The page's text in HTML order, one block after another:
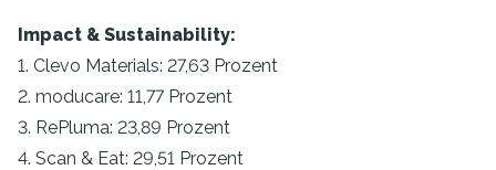
Impact & Sustainability:
1. Clevo Materials: 27,63 Prozent
2. moducare: 11,77 Prozent
3. RePluma: 23,89 Prozent
4. Scan & Eat: 29,51 Prozent